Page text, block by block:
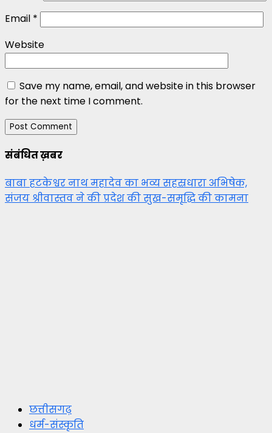
Email *
Website
Save my name, email, and website in this browser
for the next time I comment.
संबंधित ख़बर
बाबा हटकेश्वर नाथ महादेव का भव्य सहस्रधारा अभिषेक,
संजय श्रीवास्तव ने की प्रदेश की सुख-समृद्धि की कामना
छत्तीसगढ़
धर्म-संस्कृति